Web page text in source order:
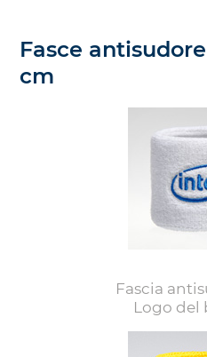
Fasce
cm
Fascia
Logo del